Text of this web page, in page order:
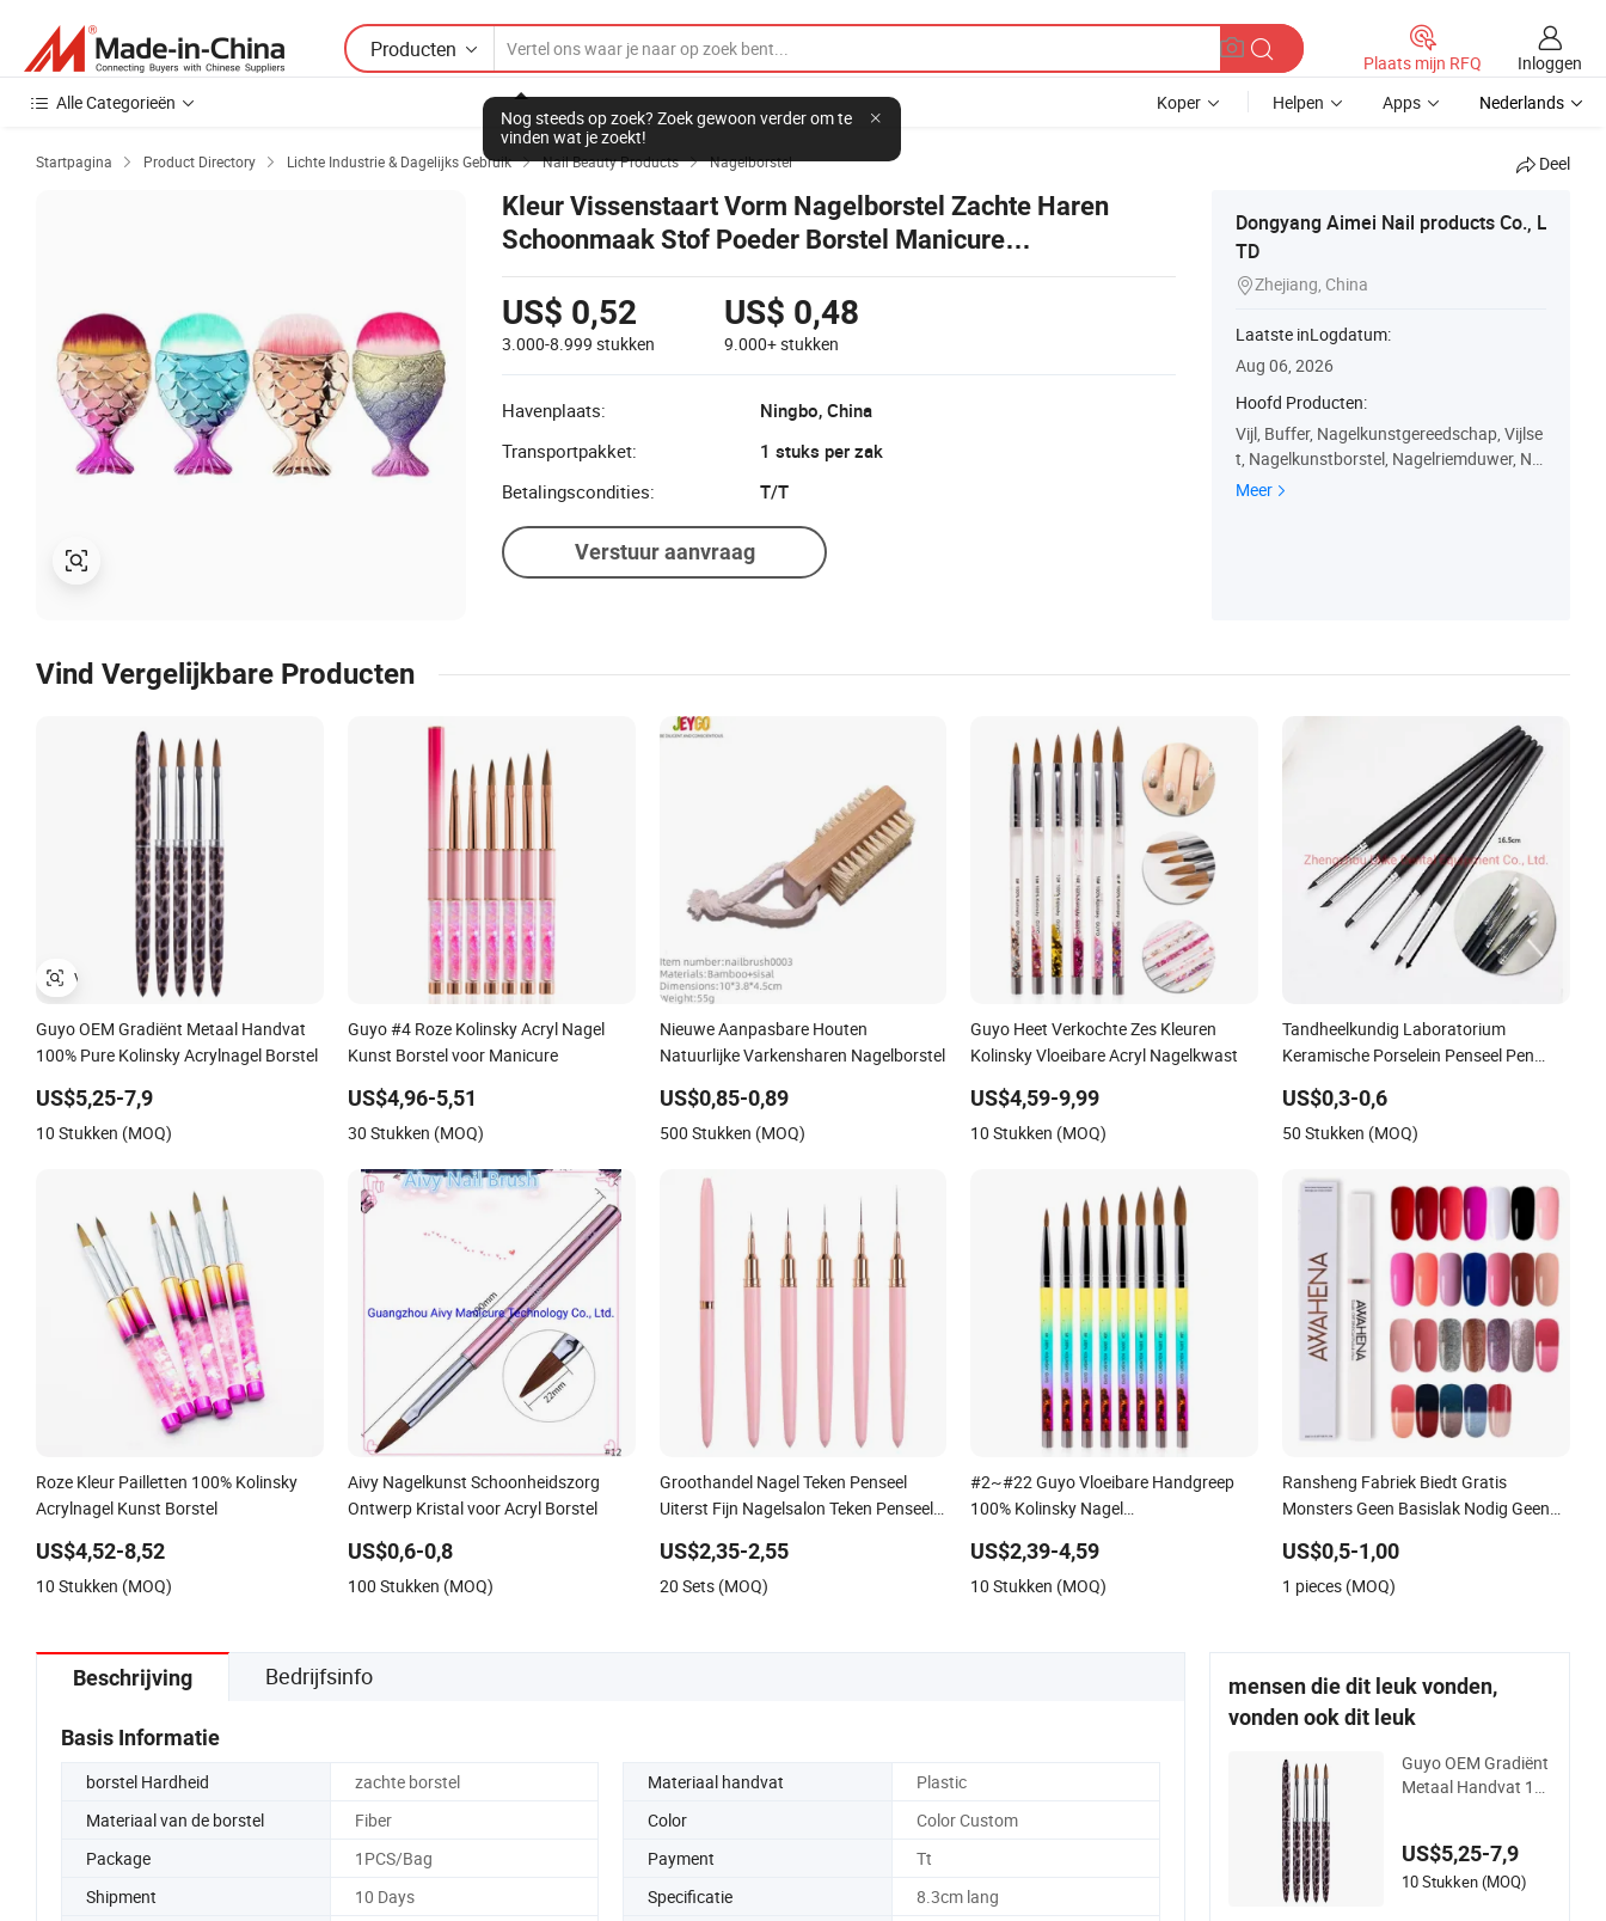
Producten
Nog steeds op zoek? Zoek gewoon verder om te
vinden wat je zoekt!
Plaats mijn RFQ
Inloggen
Alle Categorieën
Koper Helpen Apps Nederlands
Startpagina  Product Directory  Lichte Industrie & Dagelijks Gebruik  Nail Beauty Products  Nagelborstel Deel
Kleur Vissenstaart Vorm Nagelborstel Zachte Haren
Schoonmaak Stof Poeder Borstel Manicure
Verzorgingshulpmiddel Vissenstaart Onder Cosmetische
Borstel
US$ 0,52
3.000-8.999 stukken
US$ 0,48
9.000+stukken
Havenplaats:
Ningbo, China
Transportpakket:
1 stuks per zak
Betalingscondities:
T/T
Verstuur aanvraag
Dongyang Aimei Nail products Co., L
TD
Zhejiang, China
Laatste inLogdatum:
Aug 06, 2026
Hoofd Producten:
Vijl, Buffer, Nagelkunstgereedschap, Vijlse
t, Nagelkunstborstel, Nagelriemduwer, Na
gelriemknipper, Roestvrijstalen vijl, Bufferb
Meer
Vind Vergelijkbare Producten
Guyo OEM Gradiënt Metaal Handvat
100% Pure Kolinsky Acrylnagel Borstel
US$5,25-7,9
10 Stukken (MOQ)
Guyo #4 Roze Kolinsky Acryl Nagel
Kunst Borstel voor Manicure
US$4,96-5,51
30 Stukken (MOQ)
Nieuwe Aanpasbare Houten
Natuurlijke Varkensharen Nagelborstel
US$0,85-0,89
500 Stukken (MOQ)
Guyo Heet Verkochte Zes Kleuren
Kolinsky Vloeibare Acryl Nagelkwast
US$4,59-9,99
10 Stukken (MOQ)
Tandheelkundig Laboratorium
Keramische Porselein Penseel Pen
Pen
US$0,3-0,6
50 Stukken (MOQ)
Roze Kleur Pailletten 100% Kolinsky
Acrylnagel Kunst Borstel
US$4,52-8,52
10 Stukken (MOQ)
Aivy Nagelkunst Schoonheidszorg
Ontwerp Kristal voor Acryl Borstel
US$0,6-0,8
100 Stukken (MOQ)
Groothandel Nagel Teken Penseel
Uiterst Fijn Nagelsalon Teken Penseel
Penseel Set Nagel Liner Penseel Set
US$2,35-2,55
20 Sets (MOQ)
#2~#22 Guyo Vloeibare Handgreep
100% Kolinsky Nagel
US$2,39-4,59
10 Stukken (MOQ)
Ransheng Fabriek Biedt Gratis
Monsters Geen Basislak Nodig Geen
Pen
US$0,5-1,00
1 pieces (MOQ)
Beschrijving Bedrijfsinfo
Basis Informatie
borstel Hardheid zachte borstel Materiaal handvat
Plastic
Materiaal van de borstel
Fiber Color
Color Custom
Package
1PCS/Bag Payment
Tt
Shipment
10 Days Specificatie
8.3cm lang
mensen die dit leuk vonden,
vonden ook dit leuk
Guyo OEM Gradiënt
Metaal Handvat 10
US$5,25-7,9
10 Stukken (MOQ)